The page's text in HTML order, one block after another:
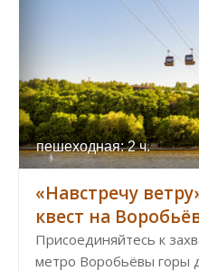
пешеходная: 2 ч.
«Навстречу
квест на
Присоединяйтесь к
метро Воробьёвы горы